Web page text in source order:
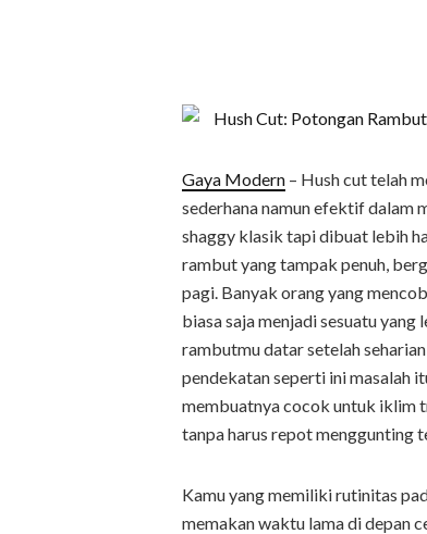
Gaya Modern – Hush cut telah
sederhana namun efektif dalam
shaggy klasik tapi dibuat lebih
rambut yang tampak penuh,
pagi. Banyak orang yang
biasa saja menjadi sesuatu yang
rambutmu datar setelah
pendekatan seperti ini masalah
membuatnya cocok untuk iklim
tanpa harus repot menggunting
Kamu yang memiliki rutinitas
memakan waktu lama di depan